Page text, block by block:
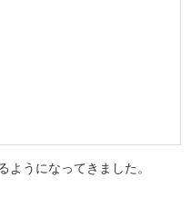
ようになってきました。